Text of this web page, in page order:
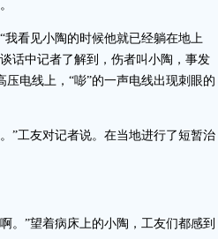
看见小陶的时候他就已经躺在地上
话中记者了解到，伤者叫小陶，事发
电线上，“嘭”的一声电线出现刺眼的
工友对记者说。在当地进行了短暂治
”望着病床上的小陶，工友们都感到